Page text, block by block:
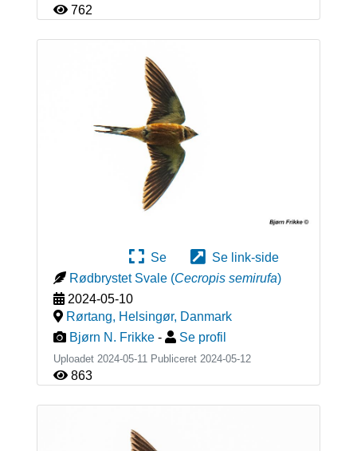
762
Se
Se link-side
Rødbrystet Svale (Cecropis semirufa)
2024-05-10
Rørtang, Helsingør, Danmark
Bjørn N. Frikke - Se profil
Uploadet 2024-05-11 Publiceret 2024-05-12
863